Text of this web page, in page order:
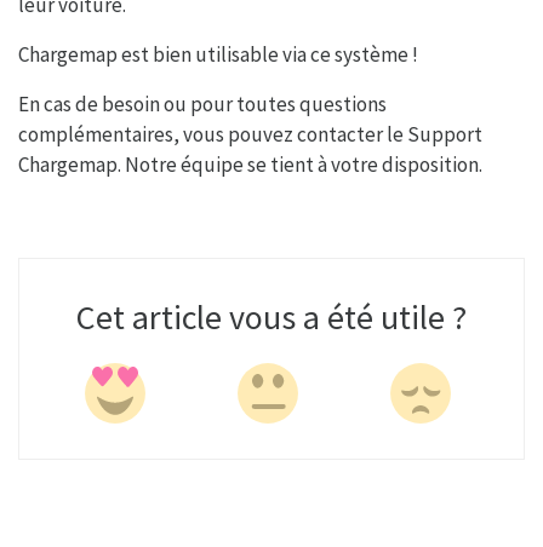
Chargemap est bien utilisable via ce système !
En cas de besoin ou pour toutes questions
complémentaires, vous pouvez contacter le Support
Chargemap. Notre équipe se tient à votre disposition.
Cet article vous a été utile ?